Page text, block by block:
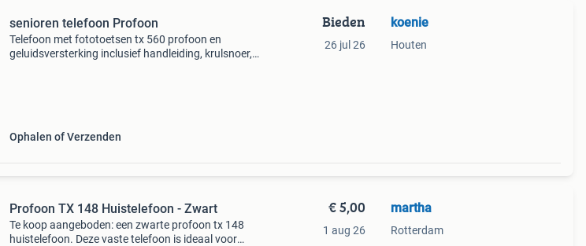
senioren telefoon Profoon
Telefoon met fototoetsen tx 560 profoon en
geluidsversterking inclusief handleiding, krulsnoer,
Ophalen of Verzenden
Bieden
26 jul 26
koenie
Houten
Profoon TX 148 Huistelefoon - Zwart
Te koop aangeboden: een zwarte profoon tx 148
huistelefoon. Deze vaste telefoon is ideaal voor
€ 5,00
1 aug 26
martha
Rotterdam